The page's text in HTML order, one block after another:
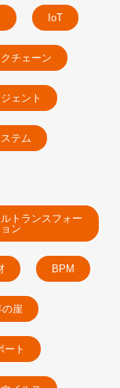
IoT
チェーン
ェント
テム
トランスフォー
ン
BPM
の崖
ート